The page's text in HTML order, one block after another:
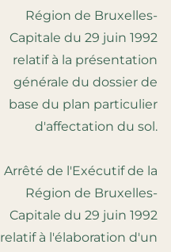
Région de Bruxelles-
Capitale du 29 juin 1992
relatif à la présentation
générale du dossier de
base du plan particulier
d'affectation du sol.
Arrêté de l'Exécutif de la
Région de Bruxelles-
Capitale du 29 juin 1992
relatif à l'élaboration d'un